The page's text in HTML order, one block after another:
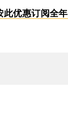
此优惠订阅全年